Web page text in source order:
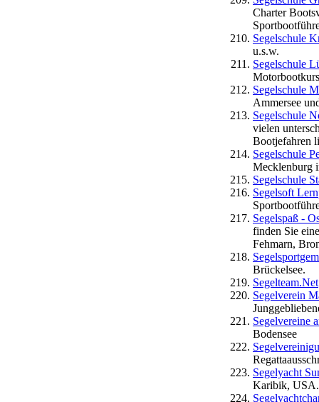
Charter
Segelschule
u.s.w.
Segelschule
Segelschule
Ammersee
Segelschule
vielen
Bootjefahren
Segelschule
Mecklenburg
Segelschule
Segelsoft
Segelspaß -
finden Sie
Fehmarn,
Brückelsee.
Segelteam.Net
Segelverein
Segelvereine
Bodensee
Segelyacht
Karibik,